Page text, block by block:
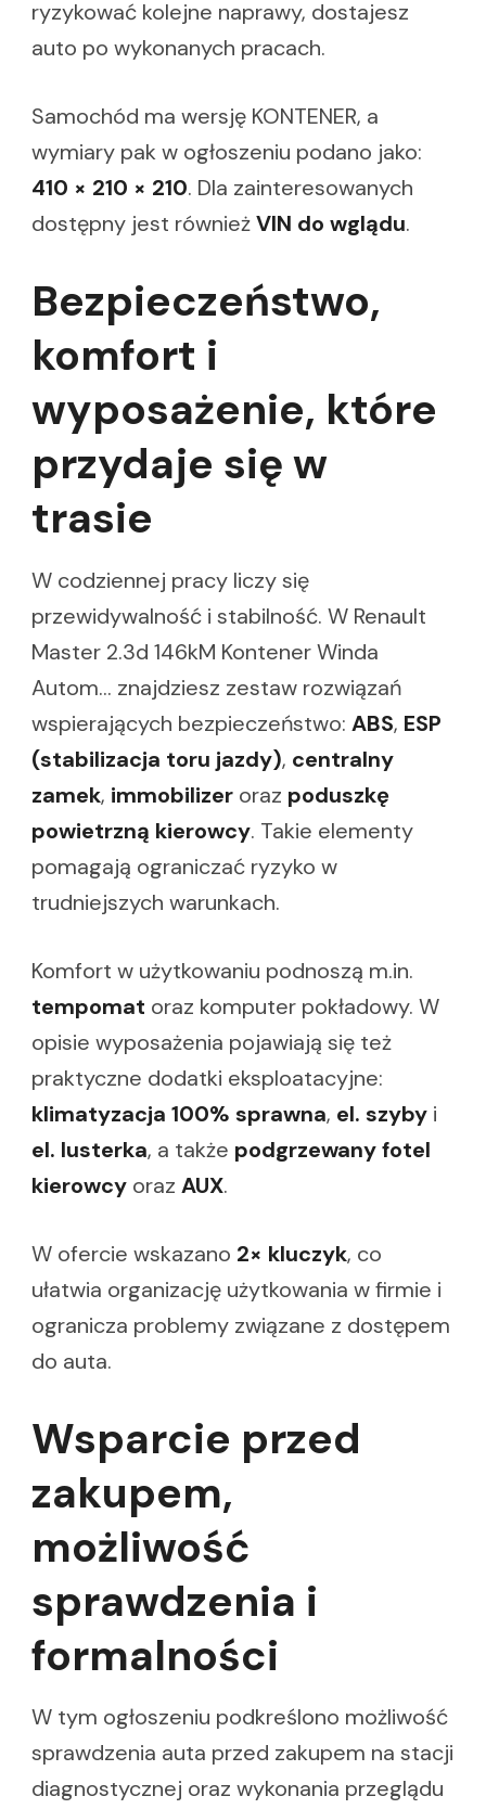
ryzykować kolejne naprawy, dostajesz
auto po wykonanych pracach.
Samochód ma wersję KONTENER, a
wymiary pak w ogłoszeniu podano jako:
410 × 210 × 210. Dla zainteresowanych
dostępny jest równieżVIN do wglądu.
Bezpieczeństwo,
komfort i
wyposażenie, które
przydaje się w
trasie
W codziennej pracy liczy się
przewidywalność i stabilność. W Renault
Master 2.3d 146kM Kontener Winda
Autom… znajdziesz zestaw rozwiązań
wspierających bezpieczeństwo: ABS, ESP
(stabilizacja toru jazdy), centralny
zamek, immobilizer oraz poduszkę
powietrzną kierowcy. Takie elementy
pomagają ograniczać ryzyko w
trudniejszych warunkach.
Komfort w użytkowaniu podnoszą m.in.
tempomat oraz komputer pokładowy. W
opisie wyposażenia pojawiają się też
praktyczne dodatki eksploatacyjne:
klimatyzacja 100% sprawna, el. szyby i
el. lusterka, a także podgrzewany fotel
kierowcy oraz AUX.
W ofercie wskazano 2× kluczyk, co
ułatwia organizację użytkowania w firmie i
ogranicza problemy związane z dostępem
do auta.
Wsparcie przed
zakupem,
możliwość
sprawdzenia i
formalności
W tym ogłoszeniu podkreślono możliwość
sprawdzenia auta przed zakupem na stacji
diagnostycznej oraz wykonania przeglądu